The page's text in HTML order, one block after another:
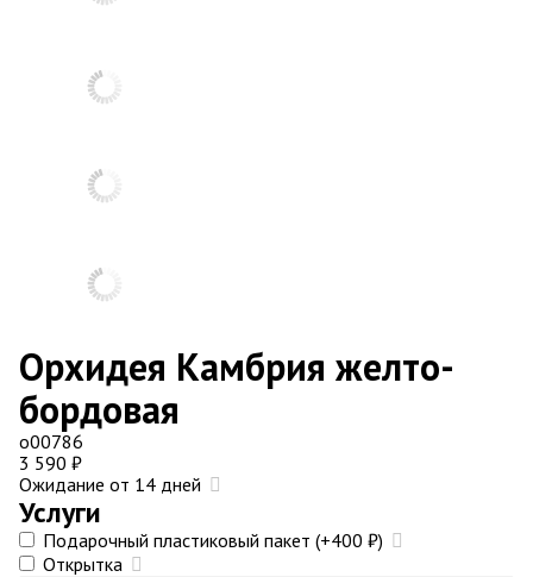
Орхидея Камбрия желто-
бордовая
о00786
3 590 ₽
Ожидание от 14 дней
Услуги
Подарочный пластиковый пакет (+400 ₽)
Открытка